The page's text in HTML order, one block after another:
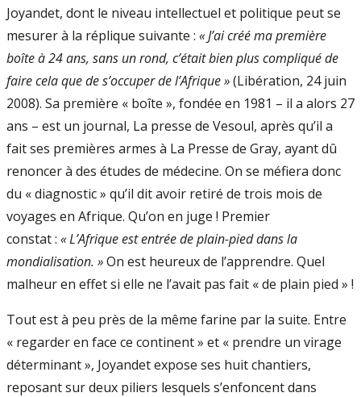
Joyandet, dont le niveau intellectuel et politique peut se
mesurer à la réplique suivante : « J’ai créé ma première
boîte à 24 ans, sans un rond, c’était bien plus compliqué de
faire cela que de s’occuper de l’Afrique »(Libération, 24 juin
2008). Sa première « boîte », fondée en 1981 – il a alors 27
ans – est un journal, La presse de Vesoul, après qu’il a
fait ses premières armes à La Presse de Gray, ayant dû
renoncer à des études de médecine. On se méfiera donc
du « diagnostic » qu’il dit avoir retiré de trois mois de
voyages en Afrique. Qu’on en juge ! Premier
constat : « L’Afrique est entrée de plain-pied dans la
mondialisation. »On est heureux de l’apprendre. Quel
malheur en effet si elle ne l’avait pas fait « de plain pied » !
Tout est à peu près de la même farine par la suite. Entre
« regarder en face ce continent » et « prendre un virage
déterminant », Joyandet expose ses huit chantiers,
reposant sur deux piliers lesquels s’enfoncent dans